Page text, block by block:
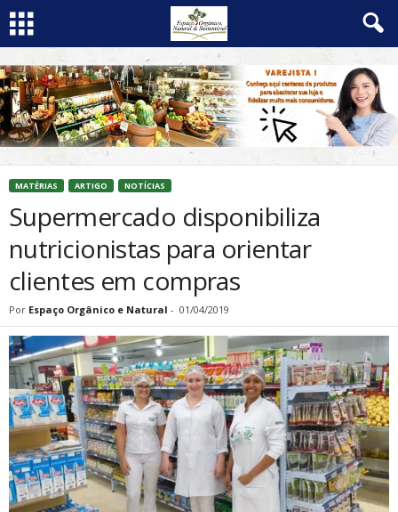
MATÉRIAS ARTIGO NOTÍCIAS
Supermercado disponibiliza
nutricionistas para orientar
clientes em compras
Por Espaço Orgânico e Natural - 01/04/2019